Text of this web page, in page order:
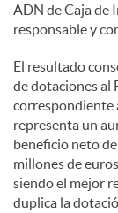
ADN de Caja de
responsable y
El resultado
de dotaciones al
correspondiente
representa un
beneficio neto
millones de
siendo el mejor
duplica la